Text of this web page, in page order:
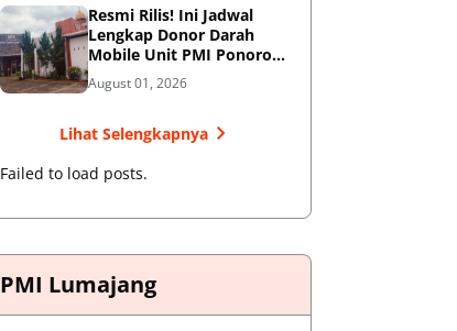
Resmi Rilis! Ini Jadwal
Lengkap Donor Darah
Mobile Unit PMI Ponorogo
Agustus 2026
August 01, 2026
Lihat Selengkapnya
Failed to load posts.
PMI Lumajang